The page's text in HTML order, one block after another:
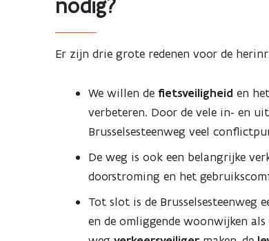
nodig?
Er zijn drie grote redenen voor de
We willen de fietsveiligheid en het
verbeteren. Door de vele in- en
Brusselsesteenweg veel
De weg is ook een belangrijke
doorstroming en het
Tot slot is de Brusselsesteenweg
en de omliggende woonwijken